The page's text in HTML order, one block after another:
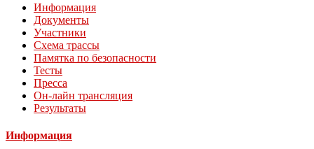
Информация
Документы
Участники
Схема трассы
Памятка по безопасности
Тесты
Пресса
Он-лайн трансляция
Результаты
Информация